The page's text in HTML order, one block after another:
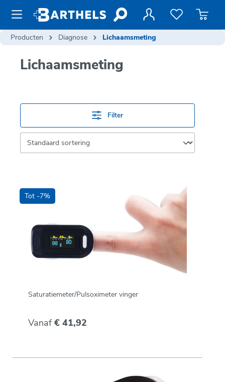
hoofdinhoud
Producten Diagnose Lichaamsmeting
Lichaamsmeting
Filter
Tot -7%
Saturatiemeter/Pulsoximeter vinger
Vanaf€ 41,92